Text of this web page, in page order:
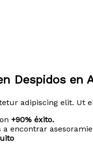
Despidos en
adipiscing elit.
+90% éxito.
a encontrar